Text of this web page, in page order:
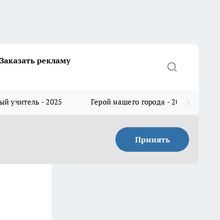
Заказать рекламу
учитель - 2025 Герой нашего города - 2025
Принять